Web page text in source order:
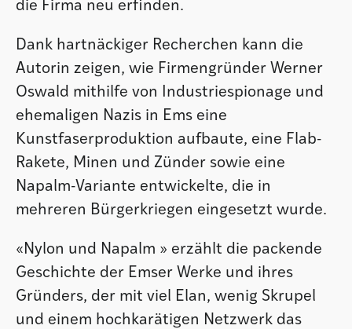
die Firma neu erfinden.
Dank hartnäckiger Recherchen kann die
Autorin zeigen, wie Firmengründer Werner
Oswald mithilfe von Industriespionage und
ehemaligen Nazis in Ems eine
Kunstfaserproduktion aufbaute, eine Flab-
Rakete, Minen und Zünder sowie eine
Napalm-Variante entwickelte, die in
mehreren Bürgerkriegen eingesetzt wurde.
«Nylon und Napalm » erzählt die packende
Geschichte der Emser Werke und ihres
Gründers, der mit viel Elan, wenig Skrupel
und einem hochkarätigen Netzwerk das